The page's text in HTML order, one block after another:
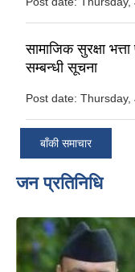
सामाजिक सुरक्षा
सम्बन्धी सूचना
Post date: Thursday,
बाँकी समाचार
जन प्रतिनिधि